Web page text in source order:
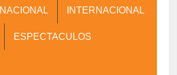
NACIONAL INTERNACIONAL
ESPECTACULOS